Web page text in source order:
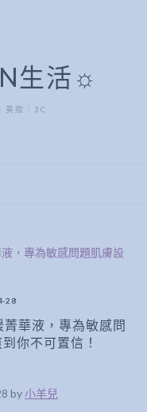
生活☼
美妝｜3C
28
菁華液，專為敏感問
你不可置信！
by 小羊兒